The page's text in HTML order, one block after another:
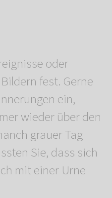
oder
fest. Gerne
ein,
wieder über den
grauer Tag
Sie, dass sich
mit einer Urne